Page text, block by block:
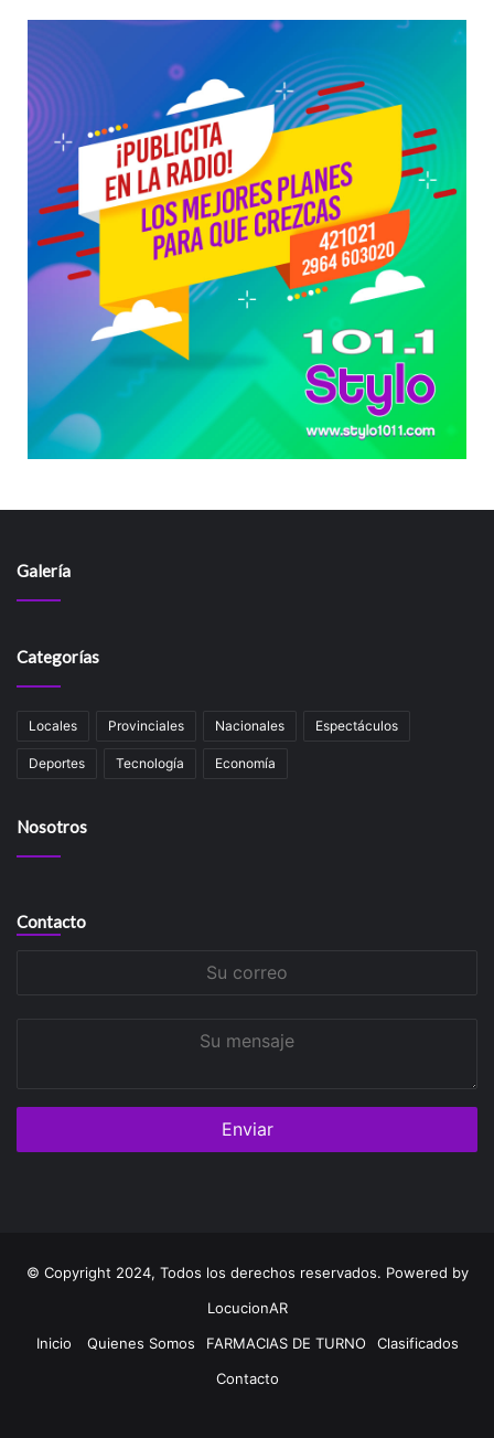
Galería
Categorías
Locales Provinciales Nacionales Espectáculos
Deportes Tecnología Economía
Nosotros
Contacto
© Copyright 2024, Todos los derechos reservados. Powered by
LocucionAR
Inicio
Quienes Somos FARMACIAS DE TURNO
Clasificados
Contacto